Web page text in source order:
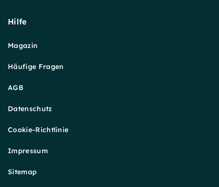
Hilfe
Magazin
Häufige Fragen
AGB
Datenschutz
Cookie-Richtlinie
Impressum
Sitemap